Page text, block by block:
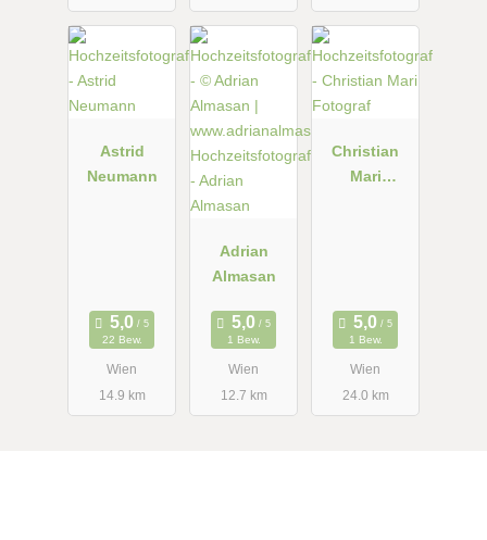
Astrid
Neumann
22 Bew.
Wien
14.9 km
Adrian
Almasan
1 Bew.
Wien
12.7 km
Christian
Mari
1 Bew.
Wien
24.0 km